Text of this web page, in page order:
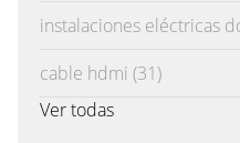
instalaciones eléctricas
cable hdmi (31)
Ver todas